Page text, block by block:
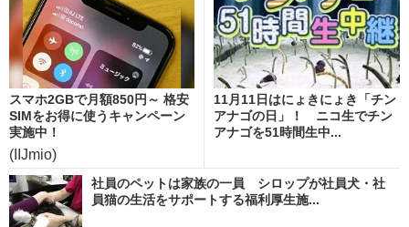
スマホ2GBで月額850円～ 格安
SIMをお得に使うキャンペーン
実施中！
(IIJmio)
11月11日はにょきにょき「チン
アナゴの日」！ ニコ生でチン
アナゴを51時間生中...
社員のペットは家族の一員 シロップが社員犬・社
員猫の生活をサポートする福利厚生施...